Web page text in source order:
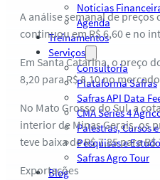
Notícias
Agenda
Treinamentos
Serviços
Consultoria
Plataforma Safras
Safras API Data
CMA Series 4
Palestras, Cursos
Pesquisas e
Safras Agro Tour
Blog
A análise semanal de preços
continuou em R$ 6,60 e no
Em Santa Catarina, o preço
8,20 para R$ 8,10 no
No Mato Grosso do Sul, a
interior de Minas Gerais, os
teve baixa de R$ 7,85 para
Exportações